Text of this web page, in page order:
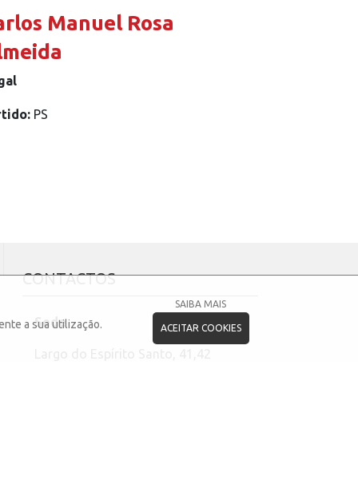
a sua utilização.
SAIBA MAIS
ACEITAR COOKIES
Manuel Rosa
PS
CONTACTOS
Sede